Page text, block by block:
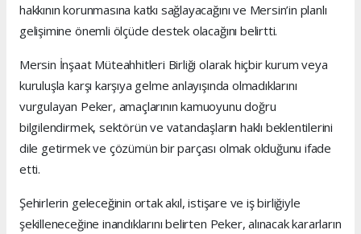
hakkının korunmasına katkı sağlayacağını ve Mersin’in planlı
gelişimine önemli ölçüde destek olacağını belirtti.
Mersin İnşaat Müteahhitleri Birliği olarak hiçbir kurum veya
kuruluşla karşı karşıya gelme anlayışında olmadıklarını
vurgulayan Peker, amaçlarının kamuoyunu doğru
bilgilendirmek, sektörün ve vatandaşların haklı beklentilerini
dile getirmek ve çözümün bir parçası olmak olduğunu ifade
etti.
Şehirlerin geleceğinin ortak akıl, istişare ve iş birliğiyle
şekilleneceğine inandıklarını belirten Peker, alınacak kararların